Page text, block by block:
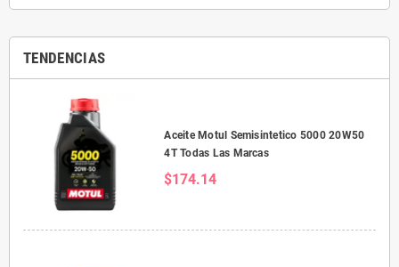
TENDENCIAS
Aceite Motul Semisintetico 5000 20W50
4T Todas Las Marcas
$174.14